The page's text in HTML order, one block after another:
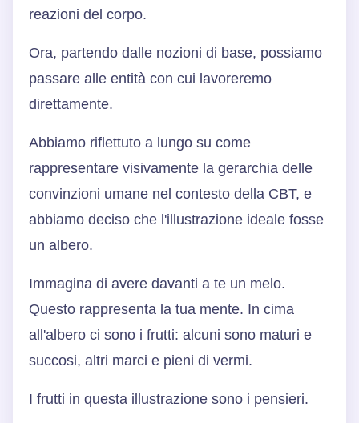
reazioni del corpo.
Ora, partendo dalle nozioni di base, possiamo
passare alle entità con cui lavoreremo
direttamente.
Abbiamo riflettuto a lungo su come
rappresentare visivamente la gerarchia delle
convinzioni umane nel contesto della CBT, e
abbiamo deciso che l'illustrazione ideale fosse
un albero.
Immagina di avere davanti a te un melo.
Questo rappresenta la tua mente. In cima
all'albero ci sono i frutti: alcuni sono maturi e
succosi, altri marci e pieni di vermi.
I frutti in questa illustrazione sono i pensieri.